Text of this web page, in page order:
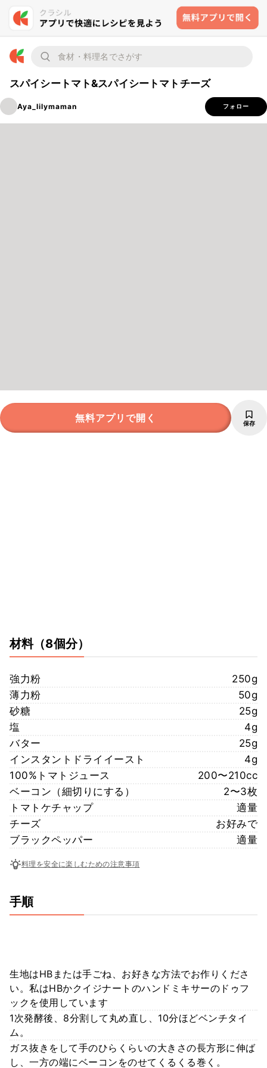
スパイシートマト&スパイシートマトチーズ
Aya_lilymaman フォロー
無料アプリで開く 保存
材料（8個分）
強力粉
250g
薄力粉
50g
砂糖
25g
塩
4g
バター
25g
インスタントドライイースト
4g
100%トマトジュース
200〜210cc
ベーコン（細切りにする）
2〜3枚
トマトケチャップ
適量
チーズ
お好みで
ブラックペッパー
適量
料理を安全に楽しむための注意事項
手順
生地はHBまたは手ごね、お好きな方法でお作りくださ
い。私はHBかクイジナートのハンドミキサーのドゥフ
ックを使用しています
1次発酵後、8分割して丸め直し、10分ほどベンチタイ
ム。
ガス抜きをして手のひらくらいの大きさの長方形に伸ば
し、一方の端にベーコンをのせてくるくる巻く。